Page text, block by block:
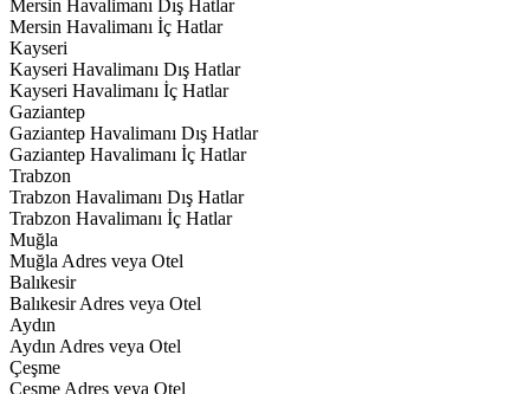
Mersin Havalimanı Dış Hatlar
Mersin Havalimanı İç Hatlar
Kayseri
Kayseri Havalimanı Dış Hatlar
Kayseri Havalimanı İç Hatlar
Gaziantep
Gaziantep Havalimanı Dış Hatlar
Gaziantep Havalimanı İç Hatlar
Trabzon
Trabzon Havalimanı Dış Hatlar
Trabzon Havalimanı İç Hatlar
Muğla
Muğla Adres veya Otel
Balıkesir
Balıkesir Adres veya Otel
Aydın
Aydın Adres veya Otel
Çeşme
Çeşme Adres veya Otel